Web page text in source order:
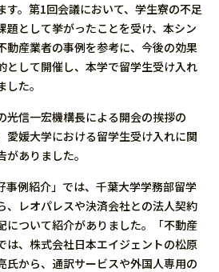
す。第1回会議において、学生寮の不足
題として挙がったことを受け、本シン
動産業者の事例を参考に、今後の効果
として開催し、本学で留学生受け入れ
た。
光信一宏機構長による開会の挨拶の
愛媛大学における留学生受け入れに関
ありました。
事例紹介」では、千葉大学学務部留学
、レオパレスや決済会社との法人契約
について紹介がありました。「不動産
は、株式会社日本エイジェントの松原
氏から、通訳サービスや外国人専用の